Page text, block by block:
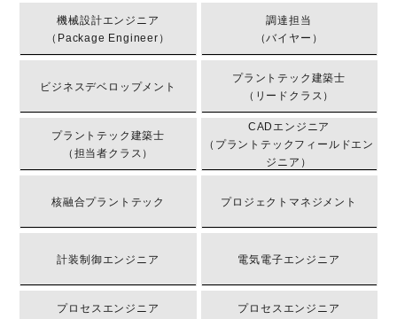
機械設計エンジニア
（Package Engineer）
調達担当
（バイヤー）
ビジネスデベロップメント
プラントテック建築士
（リードクラス）
プラントテック建築士
（担当者クラス）
CADエンジニア
（プラントテックフィールドエン
ジニア）
核融合プラントテック プロジェクトマネジメント
計装制御エンジニア 電気電子エンジニア
プロセスエンジニア
プロセスエンジニア